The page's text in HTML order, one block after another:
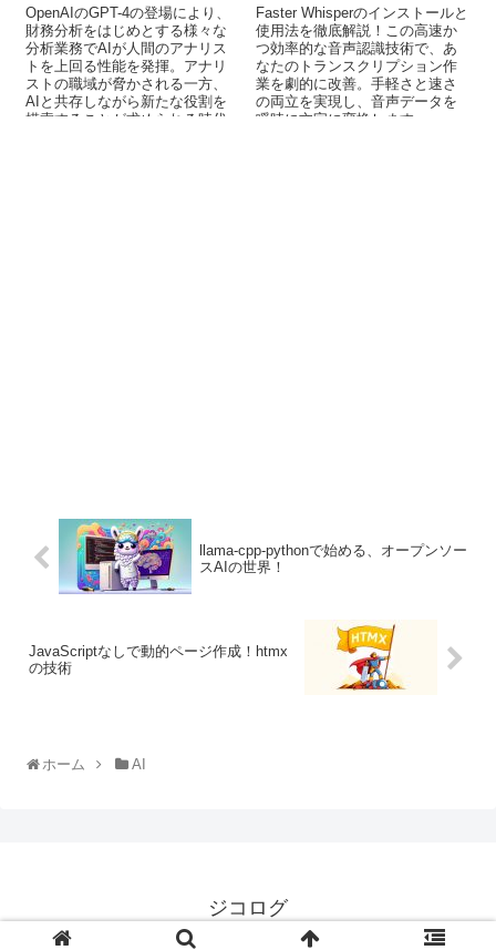
OpenAIのGPT-4の登場により、
財務分析をはじめとする様々な
分析業務でAIが人間のアナリス
トを上回る性能を発揮。アナリ
ストの職域が脅かされる一方、
AIと共存しながら新たな役割を
模索することが求められる時代
Faster Whisperのインストールと
使用法を徹底解説！この高速か
つ効率的な音声認識技術で、あ
なたのトランスクリプション作
業を劇的に改善。手軽さと速さ
の両立を実現し、音声データを
瞬時に文字に変換します。
llama-cpp-pythonで始める、オープンソー
スAIの世界！
JavaScriptなしで動的ページ作成！htmx
の技術
ホーム AI
ジコログ
プライバシーポリシー